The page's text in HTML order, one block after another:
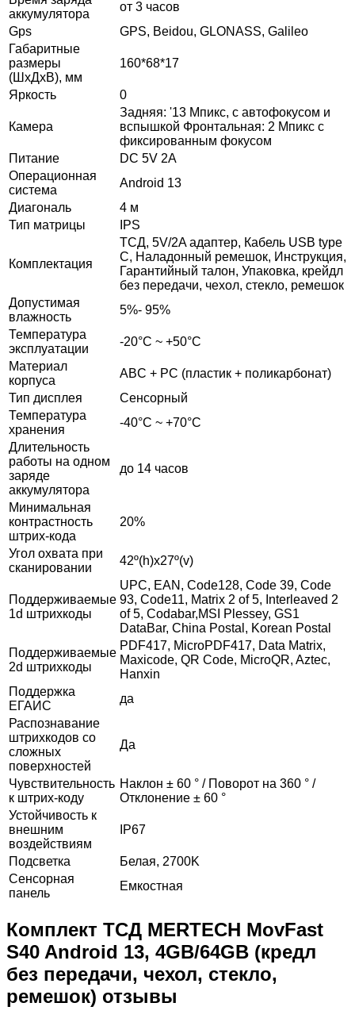
аккумулятора
от 3 часов
Gps
GPS, Beidou, GLONASS, Galileo
Габаритные
размеры
(ШхДхВ), мм
160*68*17
Яркость 0
Камера
Задняя: '13 Мпикс, с автофокусом и
вспышкой Фронтальная: 2 Мпикс с
фиксированным фокусом
Питание
DC 5V 2A
Операционная
система
Android 13
Диагональ
4 м
Тип матрицы
IPS
Комплектация
ТСД, 5V/2A адаптер, Кабель USB type
С, Наладонный ремешок, Инструкция,
Гарантийный талон, Упаковка, крейдл
без передачи, чехол, стекло, ремешок
Допустимая
влажность
5%- 95%
Температура
эксплуатации
-20°С ~ +50°С
Материал
корпуса
ABC + PC (пластик + поликарбонат)
Тип дисплея
Сенсорный
Температура
хранения
-40°С ~ +70°С
Длительность
работы на одном
заряде
аккумулятора
до 14 часов
Минимальная
контрастность
штрих-кода
20%
Угол охвата при
сканировании
42º(h)x27º(v)
Поддерживаемые
1d штрихкоды
UPC, EAN, Code128, Code 39, Code
93, Code11, Matrix 2 of 5, Interleaved 2
of 5, Codabar,MSI Plessey, GS1
DataBar, China Postal, Korean Postal
Поддерживаемые
2d штрихкоды
PDF417, MicroPDF417, Data Matrix,
Maxicode, QR Code, MicroQR, Aztec,
Hanxin
Поддержка
ЕГАИС
да
Распознавание
штрихкодов со
сложных
поверхностей
Да
Чувствительность
к штрих-коду
Наклон ± 60 ° / Поворот на 360 ° /
Отклонение ± 60 °
Устойчивость к
внешним
воздействиям
IP67
Подсветка
Белая, 2700K
Сенсорная
панель
Емкостная
Комплект ТСД MERTECH MovFast
S40 Android 13, 4GB/64GB (кредл
без передачи, чехол, стекло,
ремешок) отзывы